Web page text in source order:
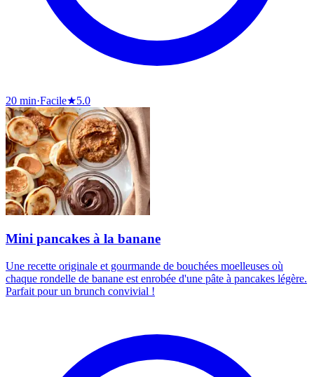
20 min·Facile★5.0
Mini pancakes à la banane
Une recette originale et gourmande de bouchées moelleuses où
chaque rondelle de banane est enrobée d'une pâte à pancakes légère.
Parfait pour un brunch convivial !